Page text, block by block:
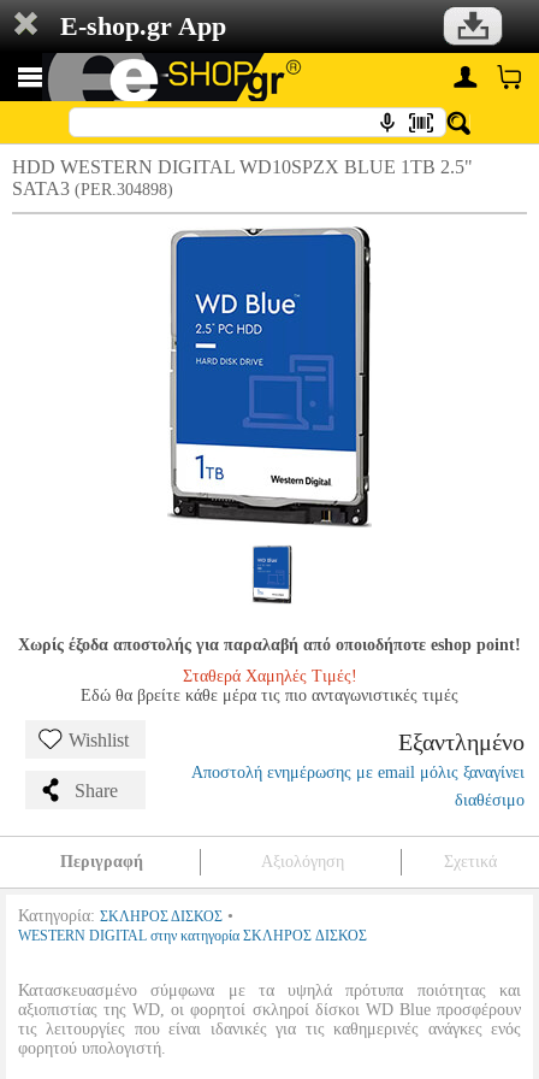
E-shop.gr App
HDD WESTERN DIGITAL WD10SPZX BLUE 1TB 2.5"
SATA3 (PER.304898)
Χωρίς έξοδα αποστολής για παραλαβή από οποιοδήποτε eshop point!
Σταθερά Χαμηλές Τιμές!
Εδώ θα βρείτε κάθε μέρα τις πιο ανταγωνιστικές τιμές
Wishlist
Share
Εξαντλημένο
Αποστολή ενημέρωσης με email μόλις ξαναγίνει
διαθέσιμο
Περιγραφή Αξιολόγηση Σχετικά
Κατηγορία: ΣΚΛΗΡΟΣ ΔΙΣΚΟΣ •
WESTERN DIGITAL στην κατηγορία ΣΚΛΗΡΟΣ ΔΙΣΚΟΣ
Κατασκευασμένο σύμφωνα με τα υψηλά πρότυπα ποιότητας και
αξιοπιστίας της WD, οι φορητοί σκληροί δίσκοι WD Blue προσφέρουν
τις λειτουργίες που είναι ιδανικές για τις καθημερινές ανάγκες ενός
φορητού υπολογιστή.